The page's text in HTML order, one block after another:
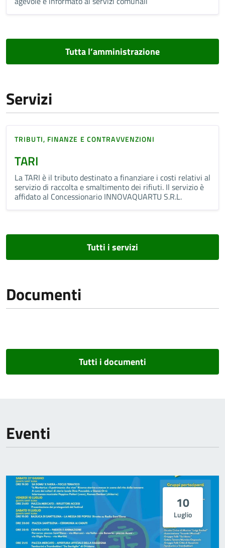
Tutta l’amministrazione
Servizi
TRIBUTI, FINANZE E CONTRAVVENZIONI
TARI
La TARI è il tributo destinato a finanziare i costi relativi al
servizio di raccolta e smaltimento dei rifiuti. Il servizio è
affidato al Concessionario INNOVAQUARTU S.R.L.
Tutti i servizi
Documenti
Tutti i documenti
Eventi
10
Luglio